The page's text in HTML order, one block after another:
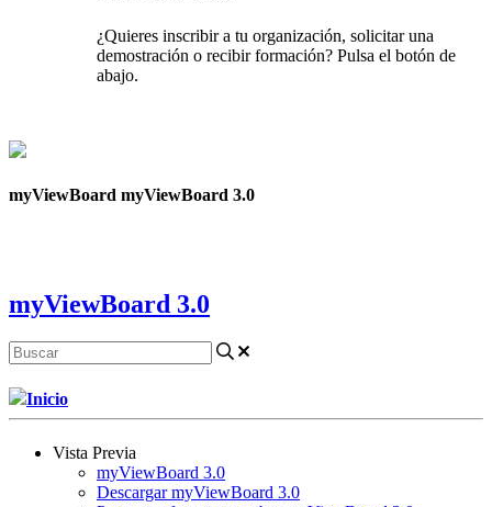
¿Quieres inscribir a tu organización, solicitar una
demostración o recibir formación? Pulsa el botón de
abajo.
myViewBoard myViewBoard 3.0
myViewBoard 3.0
Inicio
Vista Previa
myViewBoard 3.0
Descargar myViewBoard 3.0